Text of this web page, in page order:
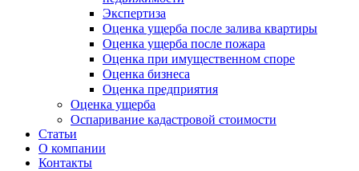
Экспертиза
Оценка ущерба после залива квартиры
Оценка ущерба после пожара
Оценка при имущественном споре
Оценка бизнеса
Оценка предприятия
Оценка ущерба
Оспаривание кадастровой стоимости
Статьи
О компании
Контакты